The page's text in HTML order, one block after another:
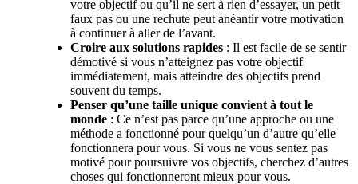
votre objectif ou qu’il ne sert à rien d’essayer, un petit
faux pas ou une rechute peut anéantir votre motivation
à continuer à aller de l’avant.
Croire aux solutions rapides : Il est facile de se sentir
démotivé si vous n’atteignez pas votre objectif
immédiatement, mais atteindre des objectifs prend
souvent du temps.
Penser qu’une taille unique convient à tout le
monde : Ce n’est pas parce qu’une approche ou une
méthode a fonctionné pour quelqu’un d’autre qu’elle
fonctionnera pour vous. Si vous ne vous sentez pas
motivé pour poursuivre vos objectifs, cherchez d’autres
choses qui fonctionneront mieux pour vous.